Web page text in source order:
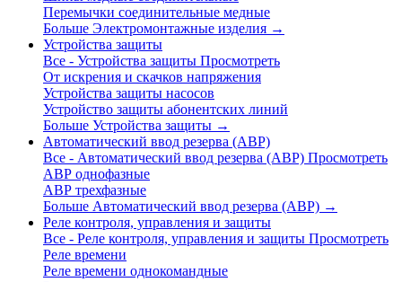
Перемычки соединительные медные
Больше Электромонтажные изделия →
Устройства защиты
Все - Устройства защиты Просмотреть
От искрения и скачков напряжения
Устройства защиты насосов
Устройство защиты абонентских линий
Больше Устройства защиты →
Автоматический ввод резерва (АВР)
Все - Автоматический ввод резерва (АВР) Просмотреть
АВР однофазные
АВР трехфазные
Больше Автоматический ввод резерва (АВР) →
Реле контроля, управления и защиты
Все - Реле контроля, управления и защиты Просмотреть
Реле времени
Реле времени однокомандные